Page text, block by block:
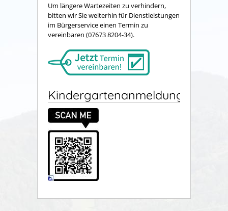
Um längere Wartezeiten zu verhindern,
bitten wir Sie weiterhin für Dienstleistungen
im Bürgerservice einen Termin zu
vereinbaren (07673 8204-34).
Kindergartenanmeldung